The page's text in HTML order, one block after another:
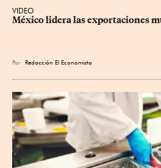
VIDEO
México lidera las exportaciones
Por Redacción El Economista